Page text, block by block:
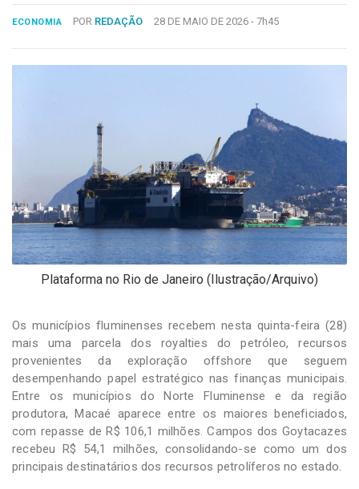
FALE
CONOSCO
Copyright
2024
ECONOMIA POR REDAÇÃO 28 DE MAIO DE 2026 - 7h45
Plataforma no Rio de Janeiro (Ilustração/Arquivo)
Os municípios fluminenses recebem nesta quinta-feira (28)
mais uma parcela dos royalties do petróleo, recursos
provenientes da exploração offshore que seguem
desempenhando papel estratégico nas finanças municipais.
Entre os municípios do Norte Fluminense e da região
produtora, Macaé aparece entre os maiores beneficiados,
com repasse de R$ 106,1 milhões. Campos dos Goytacazes
recebeu R$ 54,1 milhões, consolidando-se como um dos
principais destinatários dos recursos petrolíferos no estado.